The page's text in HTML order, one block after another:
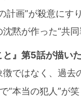
計画”が殺意にす
黙が作った“共
と』第5話が描
徴ではなく、過去
“本当の犯人”が